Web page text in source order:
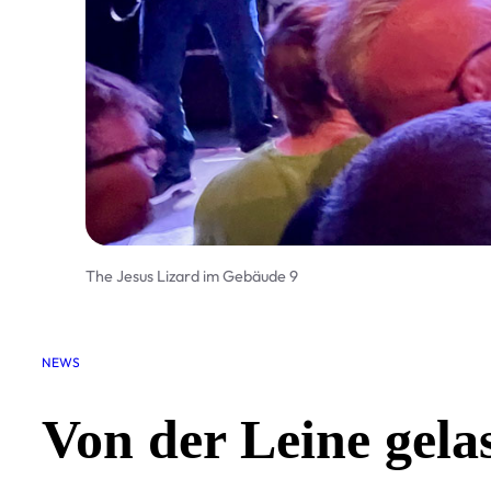
The Jesus Lizard im Gebäude 9
NEWS
Von der Leine